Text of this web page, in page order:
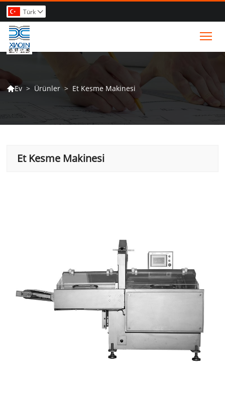
Türk 
Ev > Ürünler > Et Kesme Makinesi
Et Kesme Makinesi